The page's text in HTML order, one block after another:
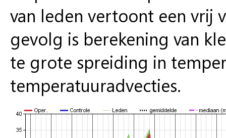
van leden vertoont een vrij
gevolg is berekening van
te grote spreiding in
temperatuuradvecties.